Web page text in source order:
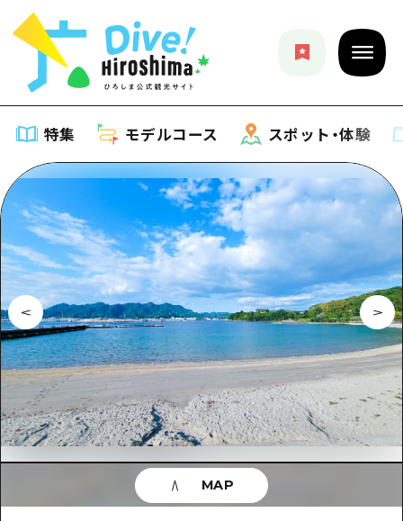
特集 モデルコース スポット・体験
特集
特集一覧
おすすめ
アート
イベント・祭り
グルメ・酒
サイクリング
ショッピング
スポーツ
モデルコース
モデルコース一覧
Dive! Hiroshima 公式ガイド
広島もしもトラベル
あたらしい非日常
広島市周辺
安芸
スポット・体験
スポット・体験一覧
広島市周辺
安芸
備後
備北
イベント
旬情報
お役立ち情報
お役立ち情報一覧
MAP